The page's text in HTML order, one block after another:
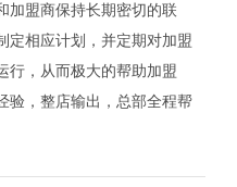
盟商保持长期密切的联
定相应计划，并定期对加盟
行，从而极大的帮助加盟
验，整店输出，总部全程帮